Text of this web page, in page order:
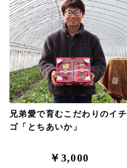
兄弟愛で育むこだわりのイチ
ゴ「とちあいか」
￥3,000